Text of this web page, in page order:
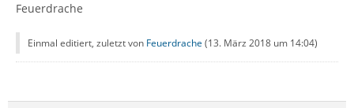
Feuerdrache
Einmal editiert, zuletzt von Feuerdrache (13. März 2018 um 14:04)